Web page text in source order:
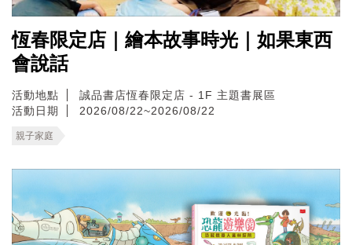
恆春限定店｜繪本故事時光｜如果東西
會說話
活動地點
誠品書店恆春限定店 - 1F 主題書展區
活動日期
2026/08/22~2026/08/22
親子家庭